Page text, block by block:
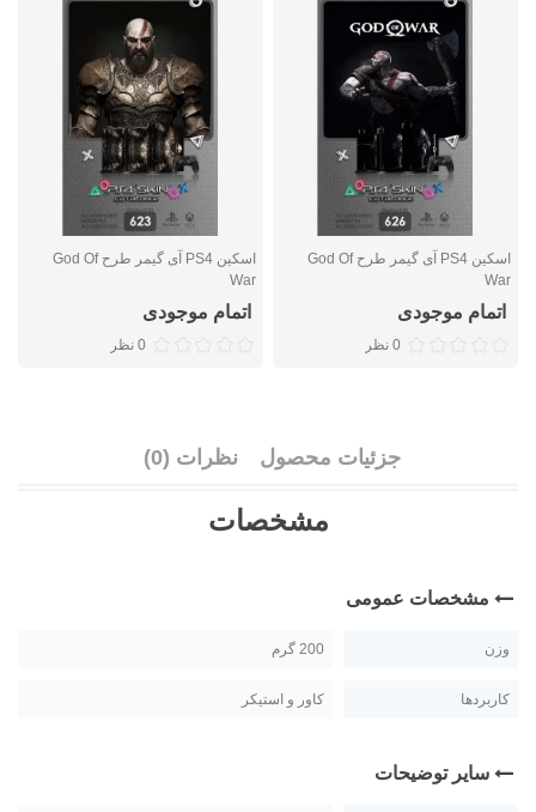
اسکین PS4 آی گیمر طرح God Of
War
اتمام موجودی
0 نظر
اسکین PS4 آی گیمر طرح God Of
War
اتمام موجودی
0 نظر
جزئیات محصول نظرات (0)
مشخصات
مشخصات عمومی
وزن 200 گرم
کاربردها کاور و استیکر
سایر توضیحات